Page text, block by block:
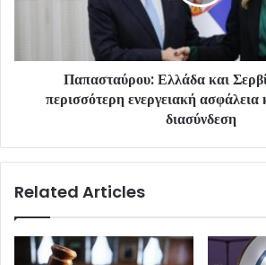
Παπασταύρου: Ελλάδα και
περισσότερη ενεργειακή ασφάλεια
διασύνδεση
Related Articles